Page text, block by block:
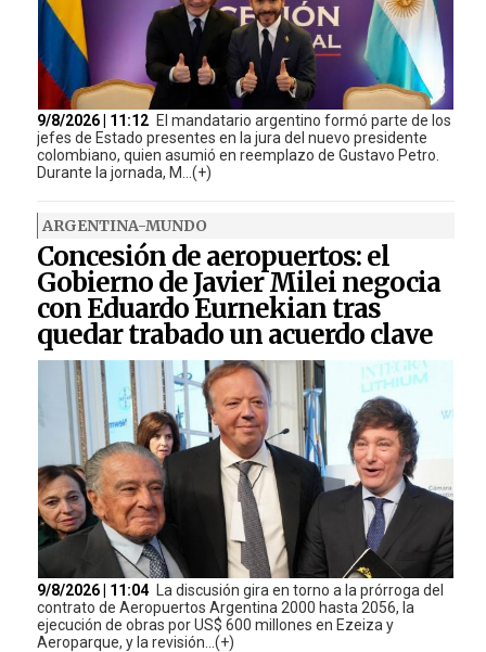
9/8/2026 | 11:12 El mandatario argentino formó parte de los
jefes de Estado presentes en la jura del nuevo presidente
colombiano, quien asumió en reemplazo de Gustavo Petro.
Durante la jornada, M...(+)
ARGENTINA-MUNDO
Concesión de aeropuertos: el
Gobierno de Javier Milei negocia
con Eduardo Eurnekian tras
quedar trabado un acuerdo clave
9/8/2026 | 11:04
La discusión gira en torno a la prórroga del
contrato de Aeropuertos Argentina 2000 hasta 2056, la
ejecución de obras por US$ 600 millones en Ezeiza y
Aeroparque, y la revisión...(+)